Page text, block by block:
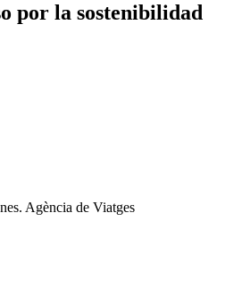
por la sostenibilidad
Agència de Viatges